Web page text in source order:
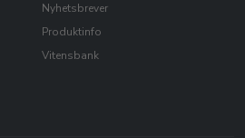
Nyhetsbrever
Produktinfo
Vitensbank